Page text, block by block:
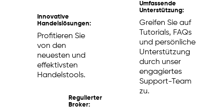
Innovative
Handelslösungen:
Profitieren Sie
von den
neuesten und
effektivsten
Handelstools.
Regulierter
Broker:
Umfassende
Unterstützung:
Greifen Sie auf
Tutorials, FAQs
und persönliche
Unterstützung
durch unser
engagiertes
Support-Team
zu.